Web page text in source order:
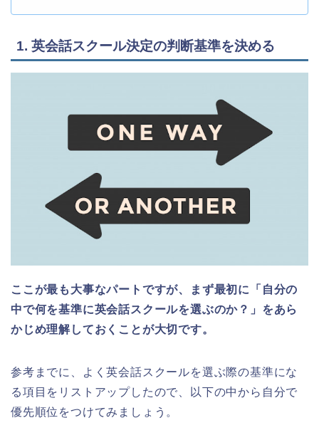
1. 英会話スクール決定の判断基準を決める
ここが最も大事なパートですが、まず最初に「自分の
中で何を基準に英会話スクールを選ぶのか？」をあら
かじめ理解しておくことが大切です。
参考までに、よく英会話スクールを選ぶ際の基準にな
る項目をリストアップしたので、以下の中から自分で
優先順位をつけてみましょう。